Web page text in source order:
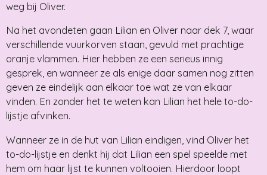
weg bij Oliver.
Na het avondeten gaan Lilian en Oliver naar dek 7, waar
verschillende vuurkorven staan, gevuld met prachtige
oranje vlammen. Hier hebben ze een serieus innig
gesprek, en wanneer ze als enige daar samen nog zitten
geven ze eindelijk aan elkaar toe wat ze van elkaar
vinden. En zonder het te weten kan Lilian het hele to-do-
lijstje afvinken.
Wanneer ze in de hut van Lilian eindigen, vind Oliver het
to-do-lijstje en denkt hij dat Lilian een spel speelde met
hem om haar lijst te kunnen voltooien. Hierdoor loopt